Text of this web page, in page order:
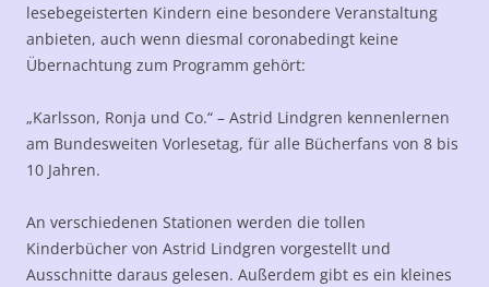
lesebegeisterten Kindern eine besondere Veranstaltung
anbieten, auch wenn diesmal coronabedingt keine
Übernachtung zum Programm gehört:
„Karlsson, Ronja und Co.“ – Astrid Lindgren kennenlernen
am Bundesweiten Vorlesetag, für alle Bücherfans von 8 bis
10 Jahren.
An verschiedenen Stationen werden die tollen
Kinderbücher von Astrid Lindgren vorgestellt und
Ausschnitte daraus gelesen. Außerdem gibt es ein kleines